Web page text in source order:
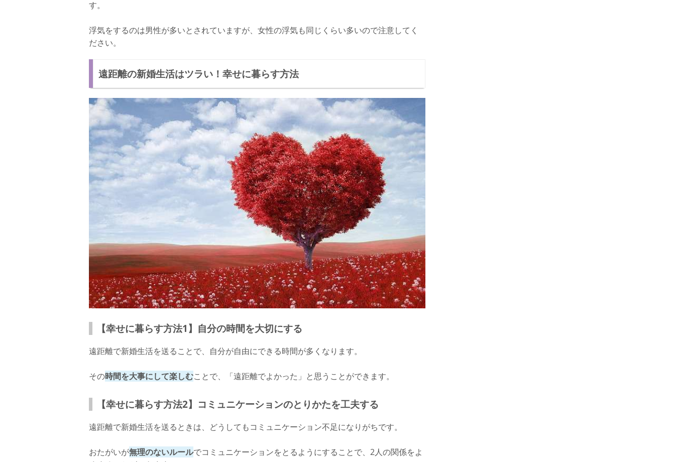
す。
浮気をするのは男性が多いとされていますが、女性の浮気も同じくらい多いので注意してく
ださい。
遠距離の新婚生活はツラい！幸せに暮らす方法
【幸せに暮らす方法1】自分の時間を大切にする
遠距離で新婚生活を送ることで、自分が自由にできる時間が多くなります。
その時間を大事にして楽しむことで、「遠距離でよかった」と思うことができます。
【幸せに暮らす方法2】コミュニケーションのとりかたを工夫する
遠距離で新婚生活を送るときは、どうしてもコミュニケーション不足になりがちです。
おたがいが無理のないルールでコミュニケーションをとるようにすることで、2人の関係をよ